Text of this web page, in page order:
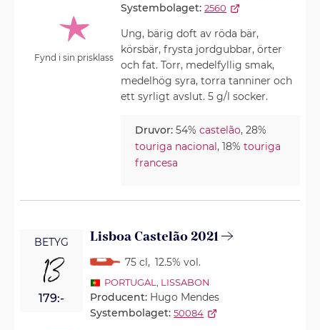
Fynd i sin prisklass
Systembolaget: 2560
Ung, bärig doft av röda bär,
körsbär, frysta jordgubbar, örter
och fat. Torr, medelfyllig smak,
medelhög syra, torra tanniner och
ett syrligt avslut. 5 g/l socker.
Druvor: 54%castelão, 28%
touriga nacional, 18%touriga
francesa
BETYG
13
179:-
Lisboa Castelão 2021
75 cl, 12.5% vol.
PORTUGAL LISSABON
Producent: Hugo Mendes
Systembolaget: 50084